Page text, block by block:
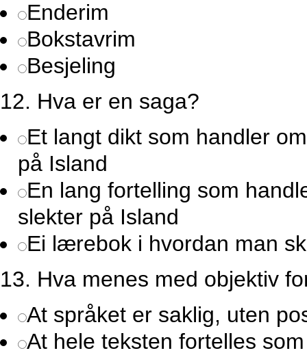
Enderim
Bokstavrim
Besjeling
12. Hva er en saga?
Et langt dikt som handler
på Island
En lang fortelling som
slekter på Island
Ei lærebok i hvordan man
13. Hva menes med objektiv
At språket er saklig, uten
At hele teksten fortelles